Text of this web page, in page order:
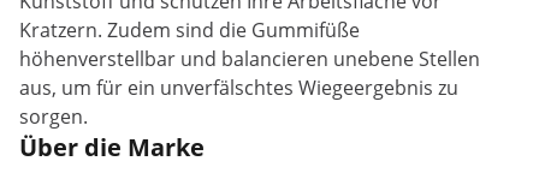
Kratzern. Zudem sind die Gummifüße
höhenverstellbar und balancieren unebene Stellen
aus, um für ein unverfälschtes Wiegeergebnis zu
sorgen.
Über die Marke